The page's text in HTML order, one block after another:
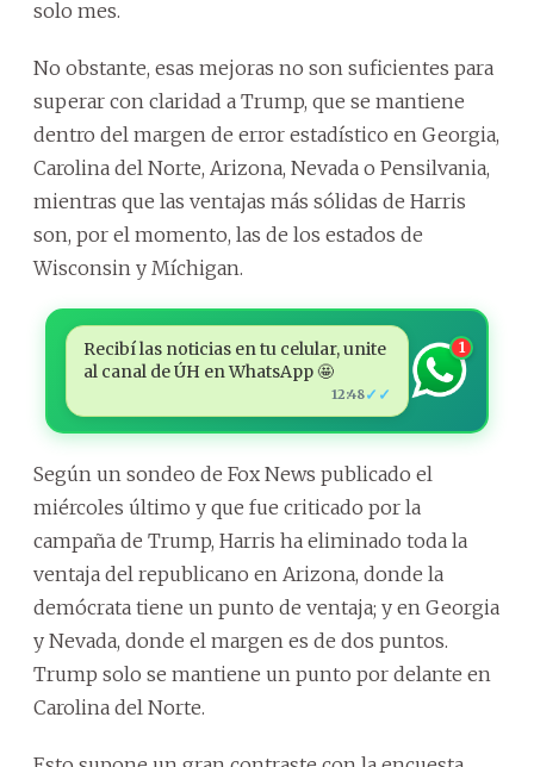
solo mes.
No obstante, esas mejoras no son suficientes para
superar con claridad a Trump, que se mantiene
dentro del margen de error estadístico en Georgia,
Carolina del Norte, Arizona, Nevada o Pensilvania,
mientras que las ventajas más sólidas de Harris
son, por el momento, las de los estados de
Wisconsin y Míchigan.
Recibí las noticias en tu celular, unite
al canal de ÚH en WhatsApp 🤩
12:48✓✓
1
Según un sondeo de Fox News publicado el
miércoles último y que fue criticado por la
campaña de Trump, Harris ha eliminado toda la
ventaja del republicano en Arizona, donde la
demócrata tiene un punto de ventaja; y en Georgia
y Nevada, donde el margen es de dos puntos.
Trump solo se mantiene un punto por delante en
Carolina del Norte.